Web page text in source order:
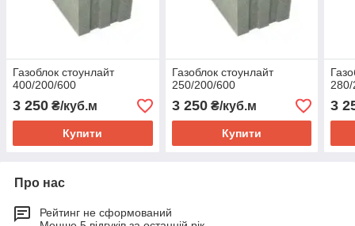
Газоблок стоунлайт
400/200/600
3 250 ₴/куб.м
Купити
Газоблок стоунлайт
250/200/600
3 250₴/куб.м
Купити
3
Про нас
Рейтинг не сформований